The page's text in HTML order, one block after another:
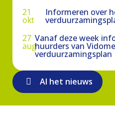
21
okt
Informeren over
27
aug
Vanaf deze week
huurders van
verduurzamingsplan
Al het nieuws